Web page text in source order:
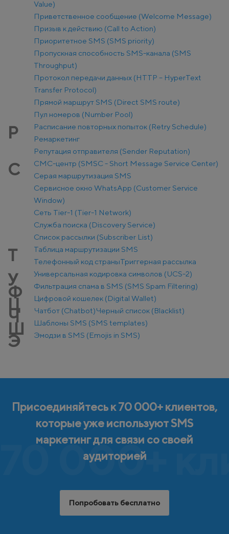
Value)
Приветственное сообщение (Welcome Message)
Призыв к действию (Call to Action)
Приоритетное SMS (SMS priority)
Пропускная способность SMS-канала (SMS
Throughput)
Протокол передачи данных (HTTP – HyperText
Transfer Protocol)
Прямой маршрут SMS (Direct SMS route)
Пул номеров (Number Pool)
Р
Расписание повторных попыток (Retry Schedule)
Ремаркетинг
Репутация отправителя (Sender Reputation)
С
СМС-центр (SMSC - Short Message Service Center)
Серая маршрутизация SMS
Сервисное окно WhatsApp (Customer Service
Window)
Сеть Tier-1 (Tier-1 Network)
Служба поиска (Discovery Service)
Список рассылки (Subscriber List)
Т
Таблица маршрутизации SMS
Телефонный код страныТриггерная рассылка
У Универсальная кодировка символов (UCS-2)
Ф Фильтрация спама в SMS (SMS Spam Filtering)
Ц Цифровой кошелек (Digital Wallet)
Ч Чатбот (Chatbot)Черный список (Blacklist)
Ш Шаблоны SMS (SMS templates)
Э Эмодзи в SMS (Emojis in SMS)
70 000+
Присоединяйтесь к 70 000+ клиентов,
которые уже используют SMS
маркетинг для связи со своей
аудиторией
Попробовать бесплатно